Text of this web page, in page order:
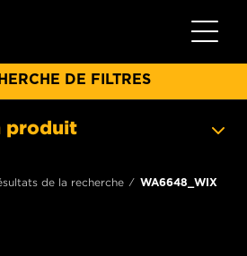
Toggle
DE FILTRES
produit
de la recherche WA6648_WIX